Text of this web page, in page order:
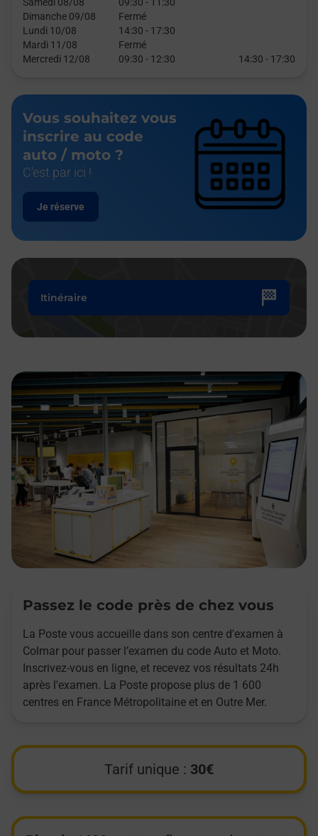
Dimanche 09/08
Fermé
Lundi 10/08
14:30 - 17:30
Mardi 11/08
Fermé
Mercredi 12/08
09:30 - 12:30 14:30 - 17:30
Vous souhaitez vous
inscrire au code
auto / moto ?
C'est par ici !
Je réserve
Itinéraire
Passez le code près de chez vous
La Poste vous accueille dans son centre d'examen à
Colmar pour passer l’examen du code Auto et Moto.
Inscrivez-vous en ligne, et recevez vos résultats 24h
après l'examen. La Poste propose plus de 1 600
centres en France Métropolitaine et en Outre Mer.
Tarif unique : 30€